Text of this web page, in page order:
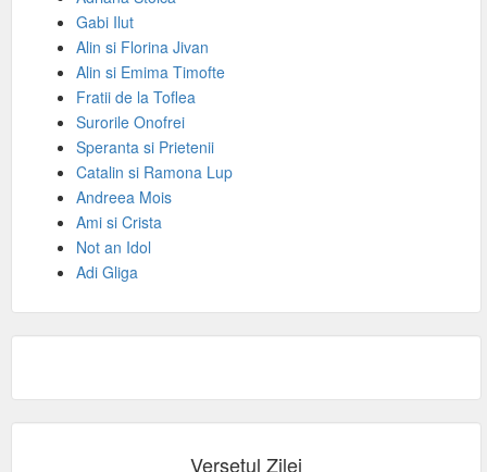
Gabi Ilut
Alin si Florina Jivan
Alin si Emima Timofte
Fratii de la Toflea
Surorile Onofrei
Speranta si Prietenii
Catalin si Ramona Lup
Andreea Mois
Ami si Crista
Not an Idol
Adi Gliga
Versetul Zilei